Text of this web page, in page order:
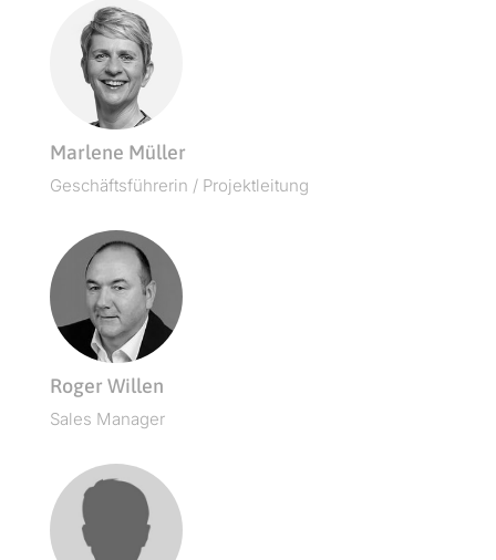
Marlene Müller
Geschäfts­führerin / Projektleitung
Roger Willen
Sales Man­ag­er